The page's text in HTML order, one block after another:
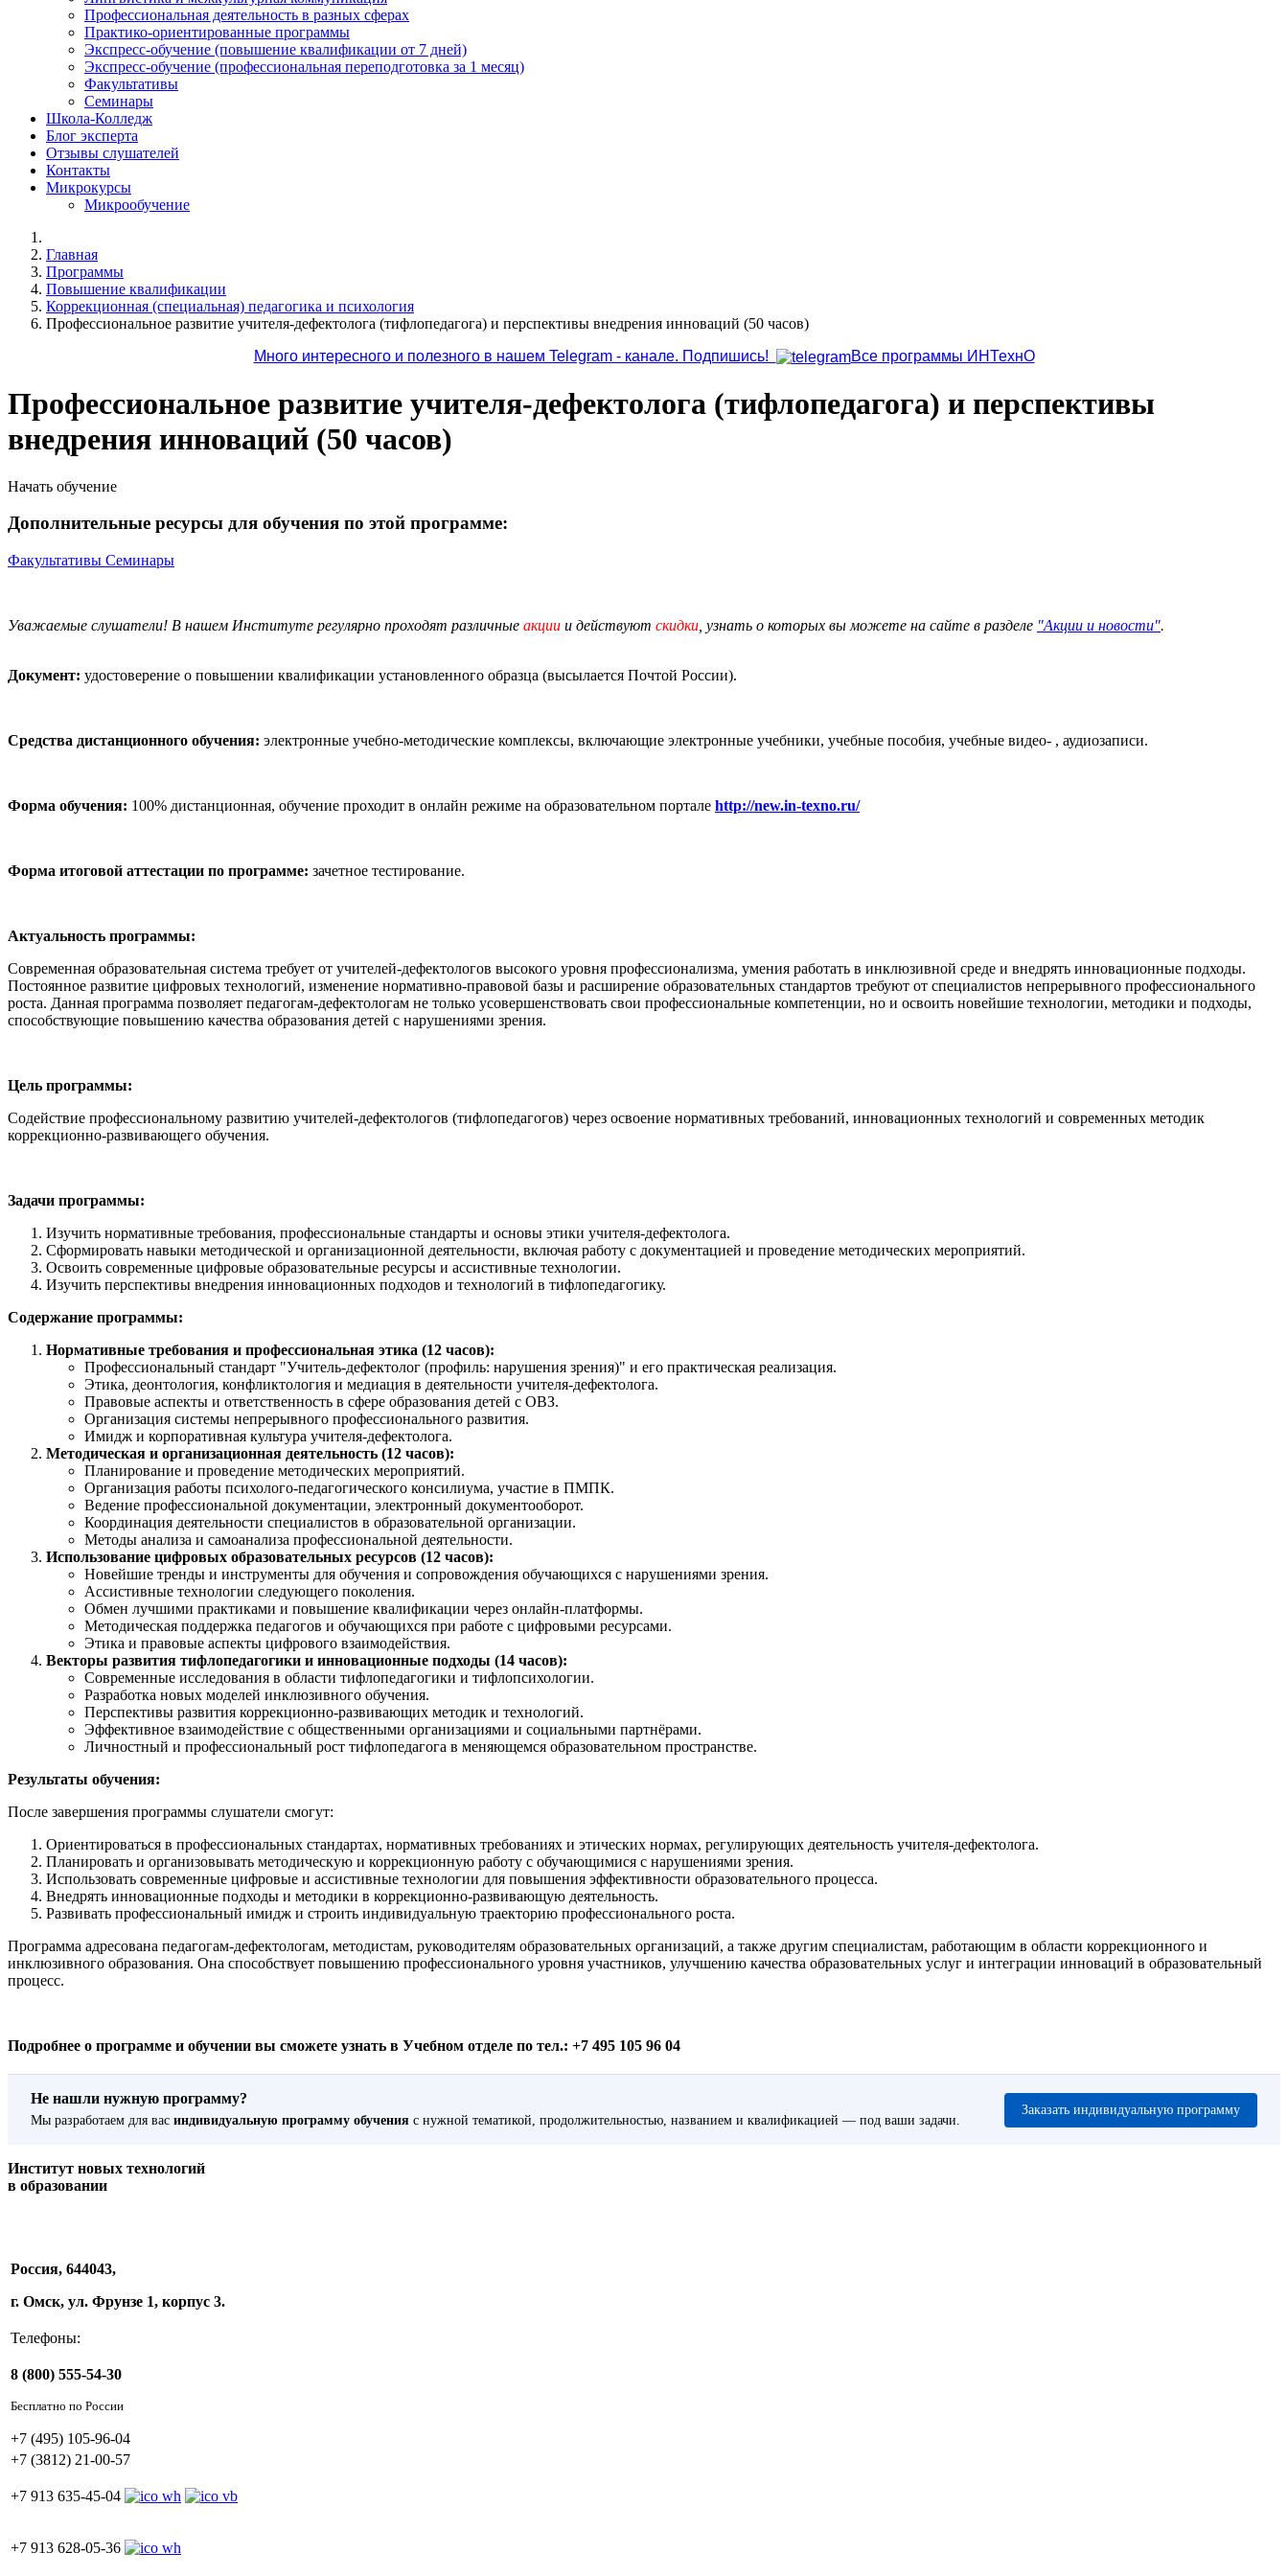
Профессиональная деятельность в разных сферах
Практико-ориентированные программы
Экспресс-обучение (повышение квалификации от 7 дней)
Экспресс-обучение (профессиональная переподготовка за 1 месяц)
Факультативы
Семинары
Школа-Колледж
Блог эксперта
Отзывы слушателей
Контакты
Микрокурсы
Микрообучение
Главная
Программы
Повышение квалификации
Коррекционная (специальная) педагогика и психология
Профессиональное развитие учителя-дефектолога (тифлопедагога) и перспективы внедрения инноваций (50 часов)
Много интересного и полезного в нашем Telegram - канале. Подпишись!
Все программы ИНТехнО
Профессиональное развитие учителя-дефектолога (тифлопедагога) и перспективы
внедрения инноваций (50 часов)
Начать обучение
Дополнительные ресурсы для обучения по этой программе:
Факультативы Семинары
Уважаемые слушатели! В нашем Институте регулярно проходят различные акции и действуют скидки , узнать о которых вы можете на сайте в разделе "Акции и новости".
Документ: удостоверение о повышении квалификации установленного образца (высылается Почтой России).
Средства дистанционного обучения: электронные учебно-методические комплексы, включающие электронные учебники, учебные пособия, учебные видео- , аудиозаписи.
Форма обучения: 100% дистанционная, обучение проходит в онлайн режиме на образовательном портале http://new.in-texno.ru/
Форма итоговой аттестации по программе: зачетное тестирование.
Актуальность программы:
Современная образовательная система требует от учителей-дефектологов высокого уровня профессионализма, умения работать в инклюзивной среде и внедрять инновационные подходы.
Постоянное развитие цифровых технологий, изменение нормативно-правовой базы и расширение образовательных стандартов требуют от специалистов непрерывного профессионального
роста. Данная программа позволяет педагогам-дефектологам не только усовершенствовать свои профессиональные компетенции, но и освоить новейшие технологии, методики и подходы,
способствующие повышению качества образования детей с нарушениями зрения.
Цель программы:
Содействие профессиональному развитию учителей-дефектологов (тифлопедагогов) через освоение нормативных требований, инновационных технологий и современных методик
коррекционно-развивающего обучения.
Задачи программы:
Изучить нормативные требования, профессиональные стандарты и основы этики учителя-дефектолога.
Сформировать навыки методической и организационной деятельности, включая работу с документацией и проведение методических мероприятий.
Освоить современные цифровые образовательные ресурсы и ассистивные технологии.
Изучить перспективы внедрения инновационных подходов и технологий в тифлопедагогику.
Содержание программы:
Нормативные требования и профессиональная этика (12 часов):
Профессиональный стандарт "Учитель-дефектолог (профиль: нарушения зрения)" и его практическая реализация.
Этика, деонтология, конфликтология и медиация в деятельности учителя-дефектолога.
Правовые аспекты и ответственность в сфере образования детей с ОВЗ.
Организация системы непрерывного профессионального развития.
Имидж и корпоративная культура учителя-дефектолога.
Методическая и организационная деятельность (12 часов):
Планирование и проведение методических мероприятий.
Организация работы психолого-педагогического консилиума, участие в ПМПК.
Ведение профессиональной документации, электронный документооборот.
Координация деятельности специалистов в образовательной организации.
Методы анализа и самоанализа профессиональной деятельности.
Использование цифровых образовательных ресурсов (12 часов):
Новейшие тренды и инструменты для обучения и сопровождения обучающихся с нарушениями зрения.
Ассистивные технологии следующего поколения.
Обмен лучшими практиками и повышение квалификации через онлайн-платформы.
Методическая поддержка педагогов и обучающихся при работе с цифровыми ресурсами.
Этика и правовые аспекты цифрового взаимодействия.
Векторы развития тифлопедагогики и инновационные подходы (14 часов):
Современные исследования в области тифлопедагогики и тифлопсихологии.
Разработка новых моделей инклюзивного обучения.
Перспективы развития коррекционно-развивающих методик и технологий.
Эффективное взаимодействие с общественными организациями и социальными партнёрами.
Личностный и профессиональный рост тифлопедагога в меняющемся образовательном пространстве.
Результаты обучения:
После завершения программы слушатели смогут:
Ориентироваться в профессиональных стандартах, нормативных требованиях и этических нормах, регулирующих деятельность учителя-дефектолога.
Планировать и организовывать методическую и коррекционную работу с обучающимися с нарушениями зрения.
Использовать современные цифровые и ассистивные технологии для повышения эффективности образовательного процесса.
Внедрять инновационные подходы и методики в коррекционно-развивающую деятельность.
Развивать профессиональный имидж и строить индивидуальную траекторию профессионального роста.
Программа адресована педагогам-дефектологам, методистам, руководителям образовательных организаций, а также другим специалистам, работающим в области коррекционного и
инклюзивного образования. Она способствует повышению профессионального уровня участников, улучшению качества образовательных услуг и интеграции инноваций в образовательный
процесс.
Подробнее о программе и обучении вы сможете узнать в Учебном отделе по тел.: +7 495 105 96 04
Не нашли нужную программу?
Мы разработаем для вас индивидуальную программу обучения с нужной тематикой, продолжительностью, названием и квалификацией — под ваши задачи.
Заказать индивидуальную программу
Институт новых технологий
в образовании
Россия, 644043,
г. Омск, ул. Фрунзе 1, корпус 3.
Телефоны:
8 (800) 555-54-30
Бесплатно по России
+7 (495) 105-96-04
+7 (3812) 21-00-57
+7 913 635-45-04
+7 913 628-05-36